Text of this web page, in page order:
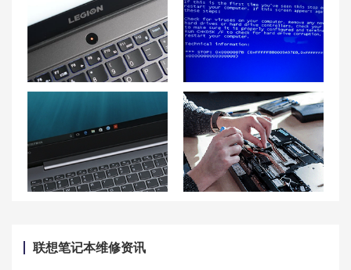
联想拯救者 R7000P摄像头无法使用怎么办？ ThinkPad笔记本蓝屏故障原因情况——蓝屏错误代码：0x0000007B
联想笔记本维修资讯